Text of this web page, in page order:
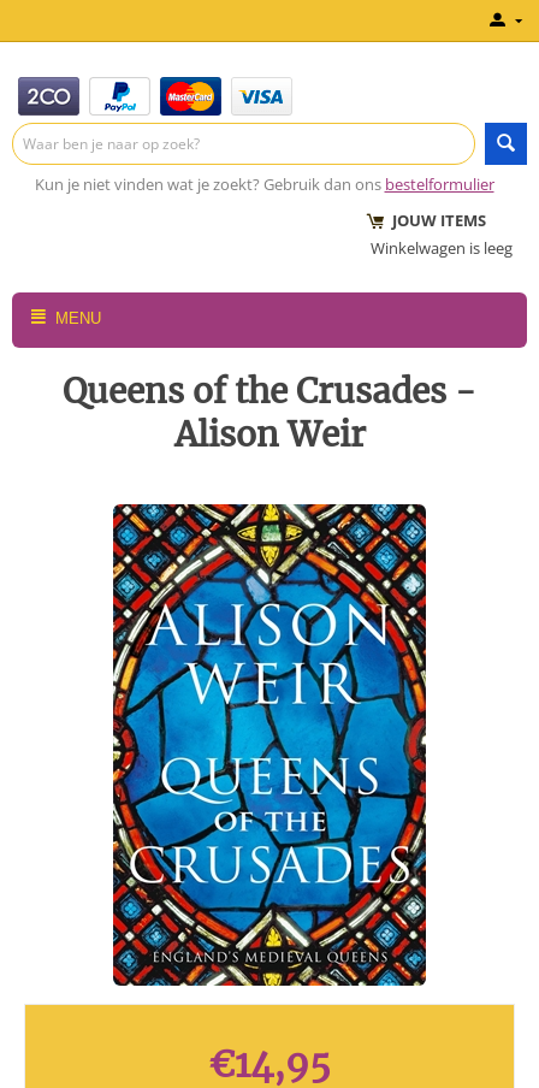
Kun je niet vinden wat je zoekt? Gebruik dan ons bestelformulier
JOUW ITEMS
Winkelwagen is leeg
MENU
Queens of the Crusades -
Alison Weir
€14,95